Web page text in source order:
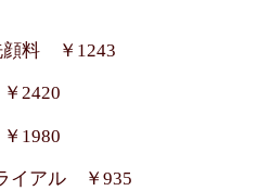
顔料 ￥1243
2420
1980
イアル ￥935